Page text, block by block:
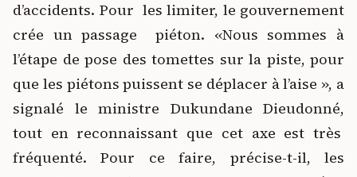
d’accidents. Pour les limiter, le gouvernement
crée un passage piéton. «Nous sommes à
l’étape de pose des tomettes sur la piste, pour
que les piétons puissent se déplacer à l’aise », a
signalé le ministre Dukundane Dieudonné,
tout en reconnaissant que cet axe est très
fréquenté. Pour ce faire, précise-t-il, les